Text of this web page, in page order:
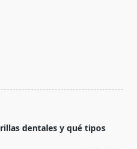
dentales y qué tipos